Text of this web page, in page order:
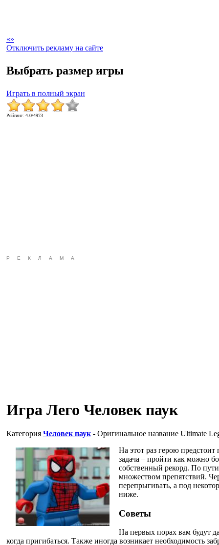
«»
Отключить рекламу на сайте
Выбрать размер игры
Играть в полный экран
Рейтинг: 4.0/4973
РЕКЛАМА
Игра Лего Человек паук
Категория Человек паук - Оригинальное название Ultimate
На этот раз герою
задача – пройти как можно
собственный рекорд. По
множеством препятствий.
перепрыгивать, а под
ниже.
Советы
На первых порах вам будут
когда пригибаться. Также иногда возникает необходимость